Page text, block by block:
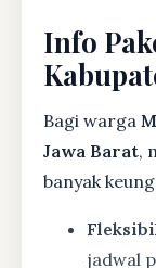
Info
Bagi warga
Jawa Barat,
banyak
jadwal